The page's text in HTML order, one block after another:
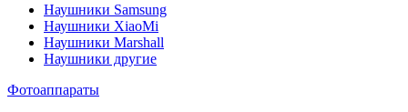
Наушники Samsung
Наушники XiaoMi
Наушники Marshall
Наушники другие
Фотоаппараты